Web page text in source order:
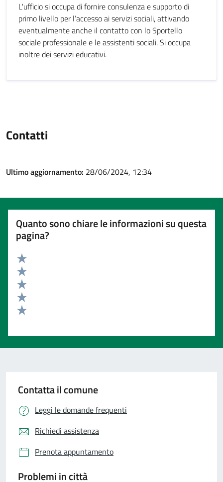
L'ufficio si occupa di fornire consulenza e supporto di
primo livello per l’accesso ai servizi sociali, attivando
eventualmente anche il contatto con lo Sportello
sociale professionale e le assistenti sociali. Si occupa
inoltre dei servizi educativi.
Contatti
Ultimo aggiornamento: 28/06/2024, 12:34
Quanto sono chiare le informazioni su questa
pagina?
Valuta 5 stelle su 5
Valuta 4 stelle su 5
Valuta 3 stelle su 5
Valuta 2 stelle su 5
Contatta il comune
Leggi le domande frequenti
Richiedi assistenza
Prenota appuntamento
Problemi in città